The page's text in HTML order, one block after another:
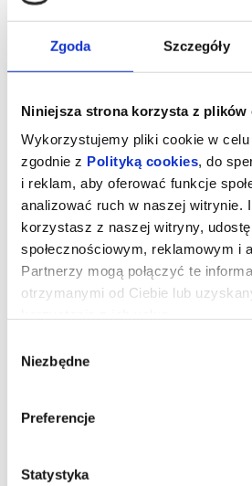
Zgoda Szczegóły
Niniejsza strona korzysta z plików
Wykorzystujemy pliki cookie w celu
zgodnie z Polityką cookies, do
i reklam, aby oferować funkcje
analizować ruch w naszej witrynie.
korzystasz z naszej witryny,
społecznościowym, reklamowym i
Partnerzy mogą połączyć te
otrzymanymi od Ciebie lub
zgody
Niezbędne
Preferencje
Statystyka
Reżyserka Hannah (Olivia Colman)
(Daniel Henshall) i nastoletnim dzieckiem
Hyde) z Australii do Amsterdamu, by
dziadkiem na dłużej, Hannah musi
przeszłością, pełną